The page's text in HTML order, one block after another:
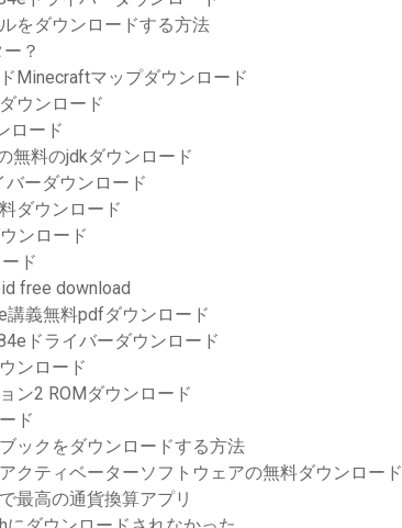
をダウンロードする方法
？
Minecraftマップダウンロード
ウンロード
ロード
無料のjdkダウンロード
ーダウンロード
ダウンロード
ンロード
ド
free download
講義無料pdfダウンロード
ドライバーダウンロード
ンロード
ン2 ROMダウンロード
ド
ックをダウンロードする方法
クティベーターソフトウェアの無料ダウンロード
最高の通貨換算アプリ